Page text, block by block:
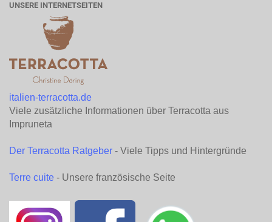
UNSERE INTERNETSEITEN
italien-terracotta.de
Viele zusätzliche Informationen über Terracotta aus
Impruneta
Der Terracotta Ratgeber - Viele Tipps und Hintergründe
Terre cuite - Unsere französische Seite